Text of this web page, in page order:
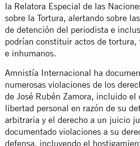
la Relatora Especial de las
sobre la Tortura, alertando sobre
de detención del periodista e
podrían constituir actos de tortura,
e inhumanos.
Amnistía Internacional ha
numerosas violaciones de los
de José Rubén Zamora, incluido el
libertad personal en razón de su
arbitraria y el derecho a un juicio
documentado violaciones a su
defensa, incluyendo el